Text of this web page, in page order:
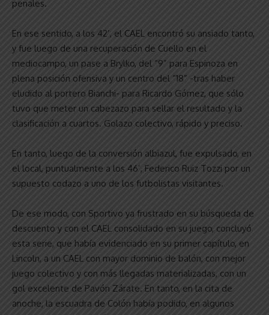
penales.
En ese sentido, a los 42’, el CAEL encontró su ansiado tanto,
y fue luego de una recuperación de Cuello en el
mediocampo, un pase a Brylko, del “9” para Espinoza en
plena posición ofensiva y un centro del “18” -tras haber
eludido al portero Bianchi- para Ricardo Gómez, que sólo
tuvo que meter un cabezazo para sellar el resultado y la
clasificación a cuartos. Golazo colectivo, rápido y preciso.
En tanto, luego de la conversión albiazul, fue expulsado, en
el local, puntualmente a los 46’, Federico Ruiz Tozzi por un
supuesto codazo a uno de los futbolistas visitantes.
De ese modo, con Sportivo ya frustrado en su búsqueda de
descuento y con el CAEL consolidado en su juego, concluyó
esta serie, que había evidenciado en su primer capítulo, en
Lincoln, a un CAEL con mayor dominio de balón, con mejor
juego colectivo y con más llegadas materializadas, con un
gol excelente de Pavón Zárate. En tanto, en la cita de
anoche, la escuadra de Colón había podido, en algunos